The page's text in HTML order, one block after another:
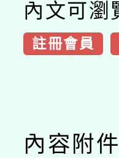
內文可瀏
註冊會員
內容附